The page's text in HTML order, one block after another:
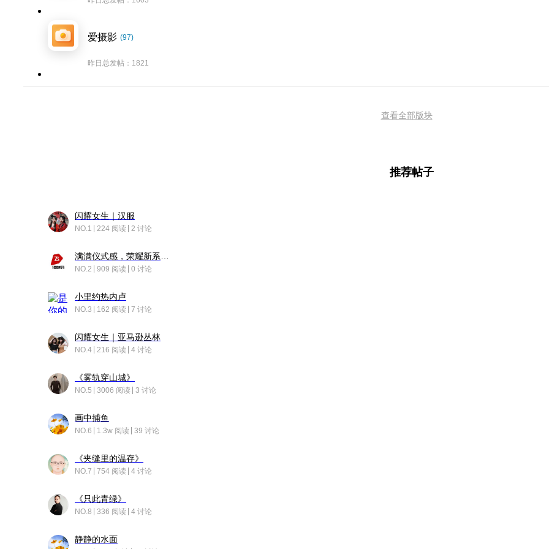
爱摄影 (97)
昨日总发帖：1821
查看全部版块
推荐帖子
闪耀女生｜汉服
NO.1 224 阅读 2 讨论
NO.2 909 阅读 0 讨论
小里约热内卢
NO.3 162 阅读 7 讨论
闪耀女生｜亚马逊丛林
NO.4 216 阅读 4 讨论
《雾轨穿山城》
NO.5 3006 阅读 3 讨论
画中捕鱼
NO.6 1.3w 阅读 39 讨论
《夹缝里的温存》
NO.7 754 阅读 4 讨论
《只此青绿》
NO.8 336 阅读 4 讨论
静静的水面